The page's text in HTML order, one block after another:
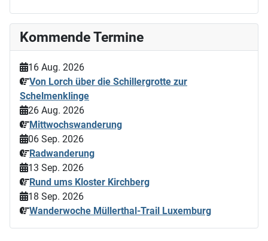
Kommende Termine
16 Aug. 2026
Von Lorch über die Schillergrotte zur
Schelmenklinge
26 Aug. 2026
Mittwochswanderung
06 Sep. 2026
Radwanderung
13 Sep. 2026
Rund ums Kloster Kirchberg
18 Sep. 2026
Wanderwoche Müllerthal-Trail Luxemburg